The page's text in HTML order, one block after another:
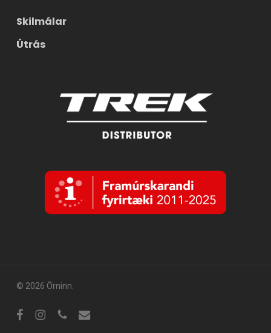
Skilmálar
Útrás
© 2026 Örninn.
FacebookInstagram
sími tölvupóstur